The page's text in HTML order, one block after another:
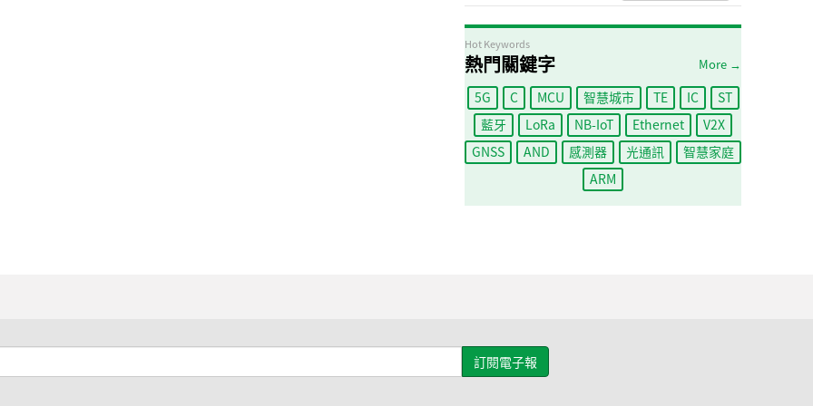
Hot Keywords
熱門關鍵字 More →
5G C MCU 智慧城市 TE IC
ST
藍牙
LoRa NB-IoT Ethernet
V2X
GNSS
AND 感測器 光通訊
智慧家庭
ARM